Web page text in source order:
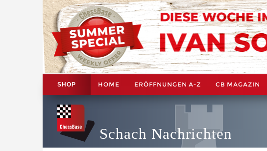
SHOP HOME ERÖFFNUNGEN A-Z CB MAGAZIN
Schach Nachrichten